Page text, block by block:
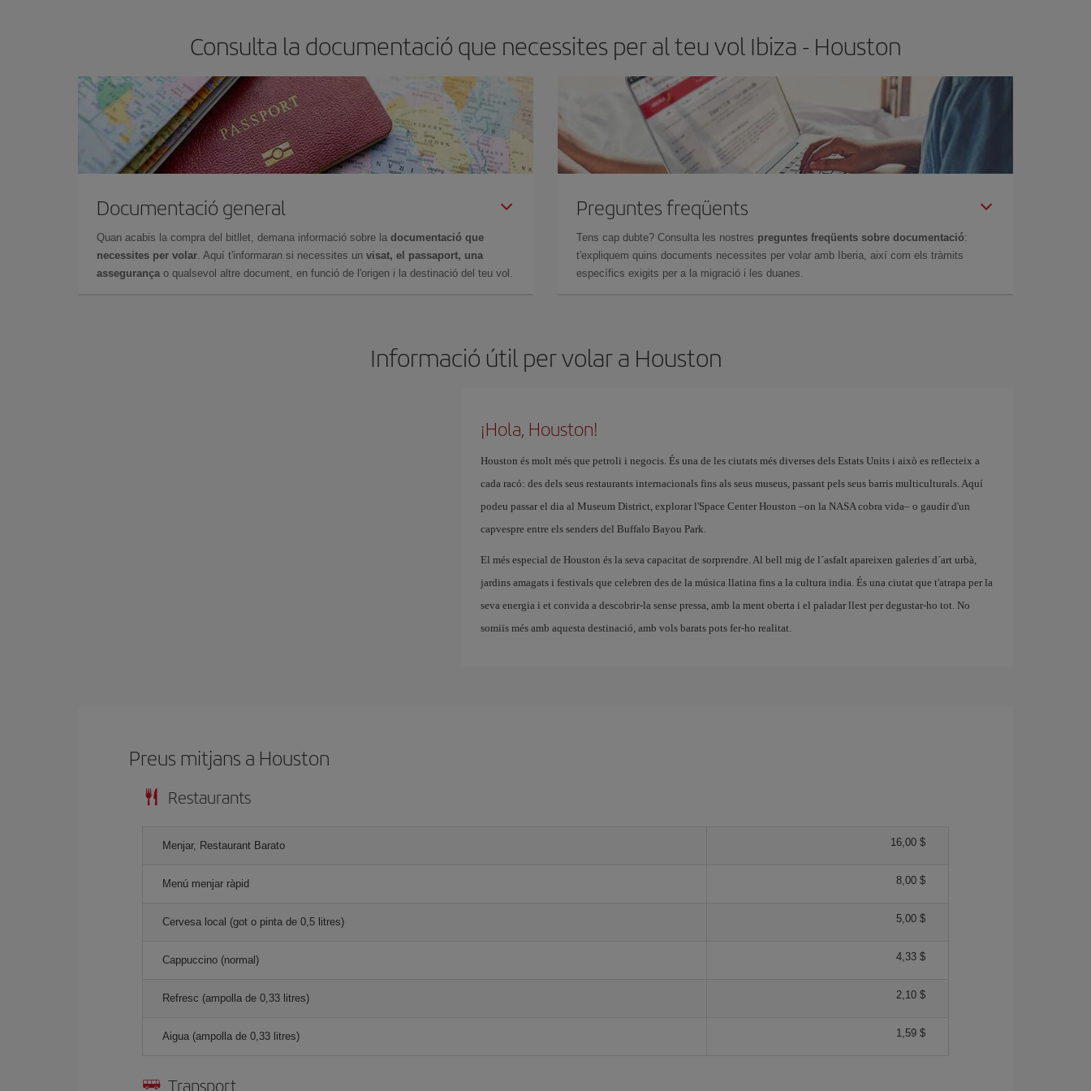
Consulta la documentació que necessites per al teu vol Ibiza - Houston
Documentació general
Quan acabis la compra del bitllet, demana informació sobre la documentació que
necessites per volar. Aquí t'informaran si necessites un visat, el passaport, una
assegurança o qualsevol altre document, en funció de l'origen i la destinació del teu vol.
Preguntes freqüents
Tens cap dubte? Consulta les nostres preguntes freqüents sobre documentació:
t'expliquem quins documents necessites per volar amb Iberia, així com els tràmits
específics exigits per a la migració i les duanes.
Informació útil per volar a Houston
¡Hola, Houston!
Houston és molt més que petroli i negocis. És una de les ciutats més diverses dels Estats Units i això es reflecteix a
cada racó: des dels seus restaurants internacionals fins als seus museus, passant pels seus barris multiculturals. Aquí
podeu passar el dia al Museum District, explorar l'Space Center Houston –on la NASA cobra vida– o gaudir d'un
capvespre entre els senders del Buffalo Bayou Park.
El més especial de Houston és la seva capacitat de sorprendre. Al bell mig de l´asfalt apareixen galeries d´art urbà,
jardins amagats i festivals que celebren des de la música llatina fins a la cultura india. És una ciutat que t'atrapa per la
seva energia i et convida a descobrir-la sense pressa, amb la ment oberta i el paladar llest per degustar-ho tot. No
somiïs més amb aquesta destinació, amb vols barats pots fer-ho realitat.
Preus mitjans a Houston
Restaurants
Menjar, Restaurant Barato 16,00 $
Menú menjar ràpid 8,00 $
Cervesa local (got o pinta de 0,5 litres) 5,00 $
Cappuccino (normal) 4,33 $
Refresc (ampolla de 0,33 litres) 2,10 $
Aigua (ampolla de 0,33 litres) 1,59 $
Transport